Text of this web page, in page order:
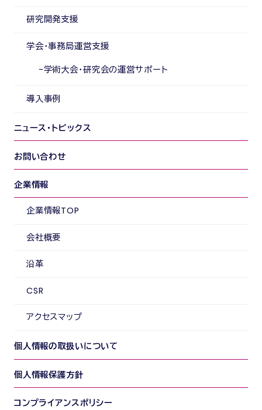
研究開発支援
学会・事務局運営支援
学術大会・研究会の運営サポート
導入事例
ニュース・トピックス
お問い合わせ
企業情報
企業情報TOP
会社概要
沿革
CSR
アクセスマップ
個人情報の取扱いについて
個人情報保護方針
コンプライアンスポリシー